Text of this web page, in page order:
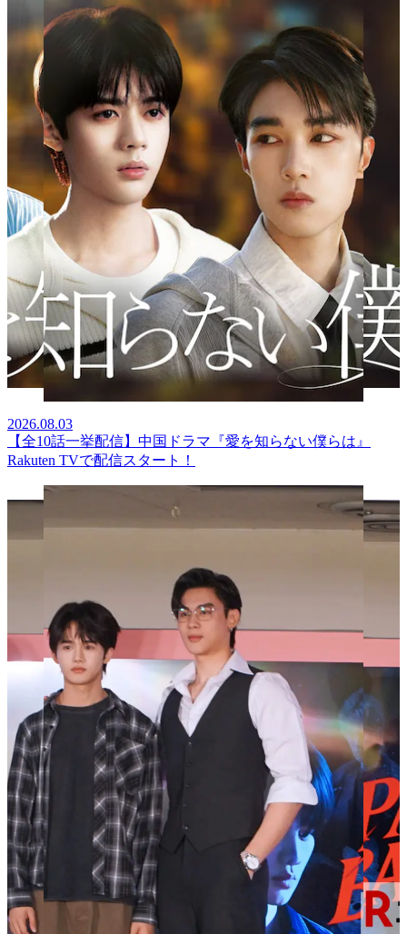
2026.08.03
【全10話一挙配信】中国ドラマ『愛を知らない僕らは』
Rakuten TVで配信スタート！